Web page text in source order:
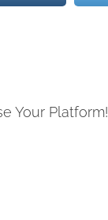
Your Platform!